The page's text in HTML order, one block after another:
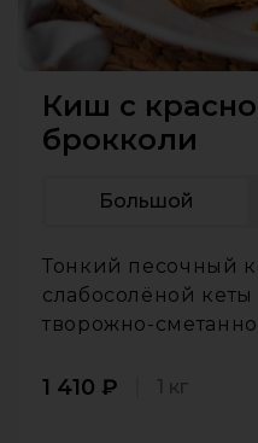
Киш с
брокколи
Большой
Тонкий песочный
слабосолёной
творожно-
1 410 ₽ 1 кг